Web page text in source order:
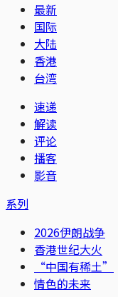
最新
国际
大陆
香港
台湾
速递
解读
评论
播客
影音
系列
2026伊朗战争
香港世纪大火
“中国有稀土”
情色的未来